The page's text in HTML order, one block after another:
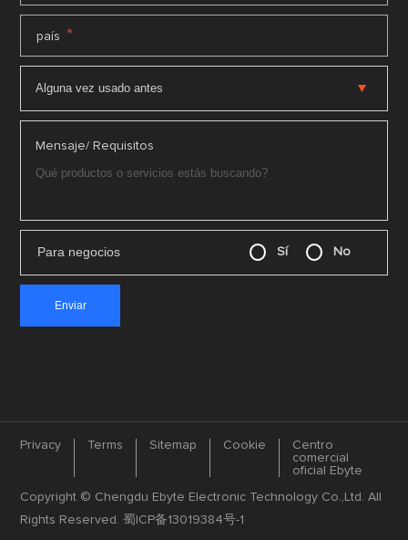
país *
Mensaje/ Requisitos
Para negocios Sí No
Privacy Terms Sitemap Cookie
Centro
comercial
oficial Ebyte
Copyright © Chengdu Ebyte Electronic Technology Co.,Ltd. All
Rights Reserved.蜀ICP备13019384号-1